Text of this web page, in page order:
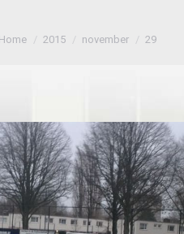
Je bent hier:
Home 2015 november 29